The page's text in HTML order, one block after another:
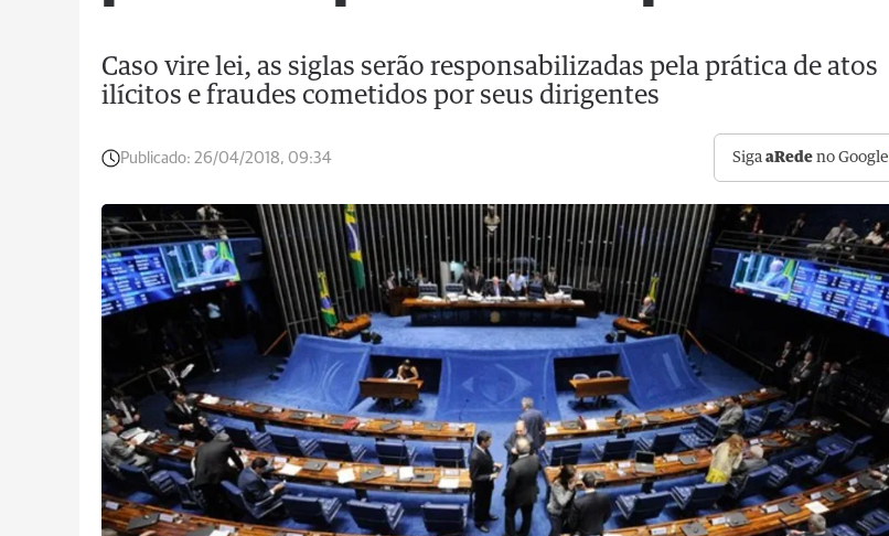
Caso vire lei, as siglas serão responsabilizadas pela prática de atos
ilícitos e fraudes cometidos por seus dirigentes
Publicado: 26/04/2018, 09:34 SigaaRede no Google